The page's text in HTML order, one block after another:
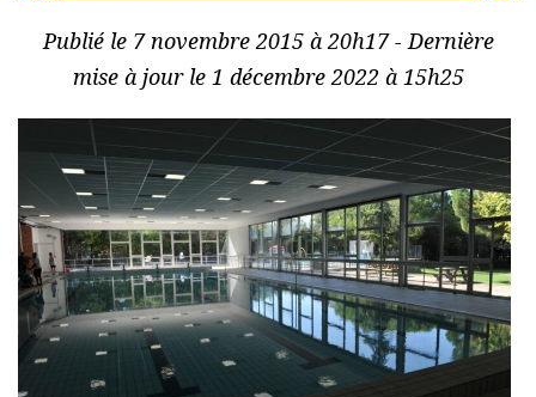
Publié le 7 novembre 2015 à 20h17 - Dernière
mise à jour le 1 décembre 2022 à 15h25